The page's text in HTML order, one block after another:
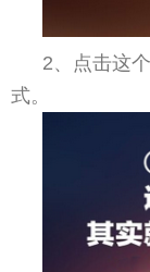
2、点击这
式。